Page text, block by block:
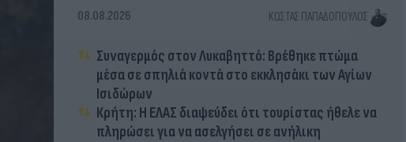
08.08.2026 ΚΏΣΤΑΣ ΠΑΠΑΔΌΠΟΥΛΟΣ
Συναγερμός στον Λυκαβηττό: Βρέθηκε πτώμα
μέσα σε σπηλιά κοντά στο εκκλησάκι των Αγίων
Ισιδώρων
Κρήτη: Η ΕΛΑΣ διαψεύδει ότι τουρίστας ήθελε να
πληρώσει για να ασελγήσει σε ανήλικη